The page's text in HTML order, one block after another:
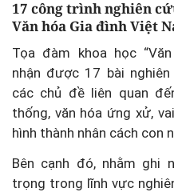
17 công trình nghiên
Văn hóa Gia đình Việt
Tọa đàm khoa học
nhận được 17 bài
các chủ đề liên quan
thống, văn hóa ứng xử,
hình thành nhân cách con
Bên cạnh đó, nhằm ghi
trọng trong lĩnh vực